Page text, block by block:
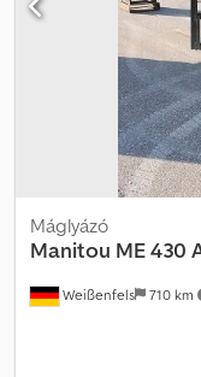
Weißenfels 710 km
Máglyázó
Manitou ME 430